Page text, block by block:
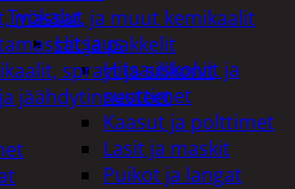
Työkalut
Hitsaus
Hitsauskolvit ja
suuttimet
Kaasut ja polttimet
Lasit ja maskit
Puikot ja langat
massat, ja muut kemikaalit
ja pakkelit
sprayt ja silikonit
jäähdytinnesteet